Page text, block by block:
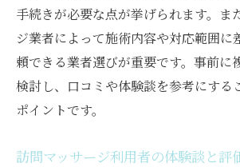
手続きが必要な点が挙げられます。ま
ジ業者によって施術内容や対応範囲に
頼できる業者選びが重要です。事前に
検討し、口コミや体験談を参考にする
ポイントです。
訪問マッサージ利用者の体験談と評